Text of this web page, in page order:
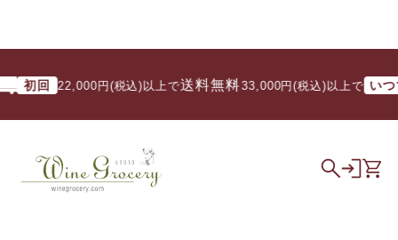
22,000円(税込)以上で送料無料/ 33,000円(税込)以上で いつでも